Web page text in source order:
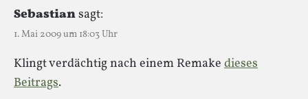
Sebastiansagt:
1. Mai 2009 um 18:03 Uhr
Klingt verdächtig nach einem Remake dieses
Beitrags.